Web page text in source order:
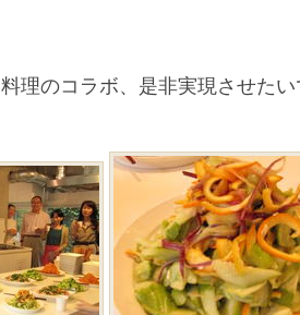
理のコラボ、是非実現させた